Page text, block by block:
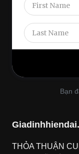
Bạn
THỎA THUẬN